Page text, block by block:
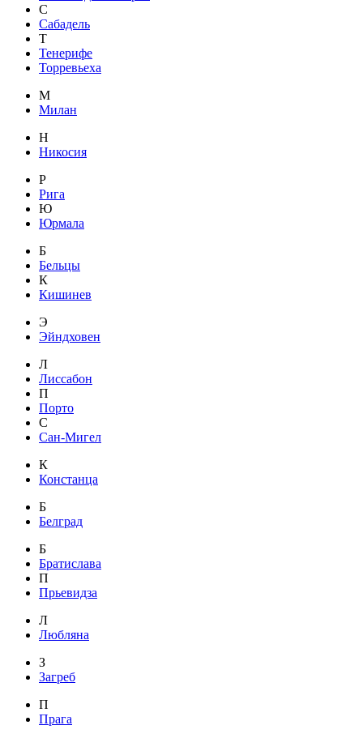
С
Сабадель
Т
Тенерифе
Торревьеха
М
Милан
Н
Никосия
Р
Рига
Ю
Юрмала
Б
Бельцы
К
Кишинев
Э
Эйндховен
Л
Лиссабон
П
Порто
С
Сан-Мигел
К
Констанца
Б
Белград
Б
Братислава
П
Прьевидза
Л
Любляна
З
Загреб
П
Прага